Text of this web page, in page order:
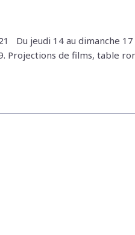
Du jeudi 14 au dimanche
Projections de films,